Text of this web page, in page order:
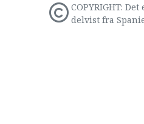
COPYRIGHT:
delvist fra